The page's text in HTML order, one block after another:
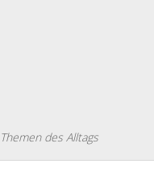
des Alltags